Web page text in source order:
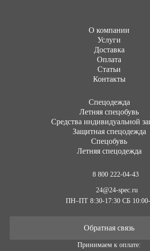
О компании
Услуги
Доставка
Оплата
Статьи
Контакты
Cпецодежда
Летняя спецобувь
Средства индивидуальной
Защитная спецодежда
Спецобувь
Летняя спецодежда
8 800 222-04-43
24@24-spec.ru
ПН–ПТ 8:30-17:30 СБ
Обратная связь
Принимаем к оплате: